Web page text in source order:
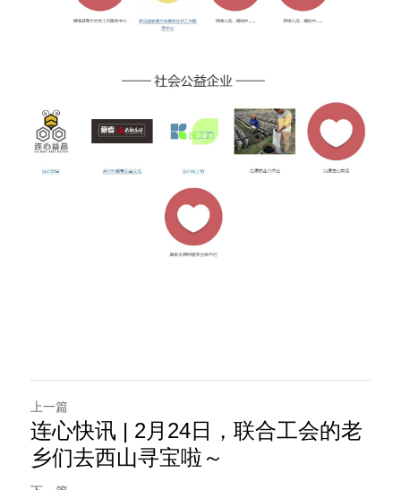
上一篇
连心快讯 | 2月24日，联合工会的老
乡们去西山寻宝啦～